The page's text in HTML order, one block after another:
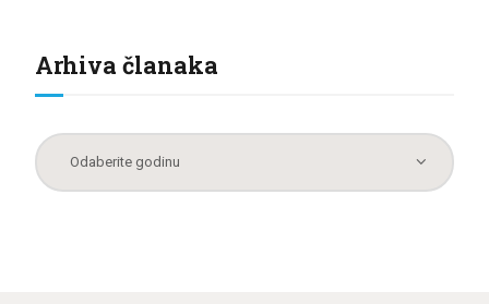
Arhiva članaka